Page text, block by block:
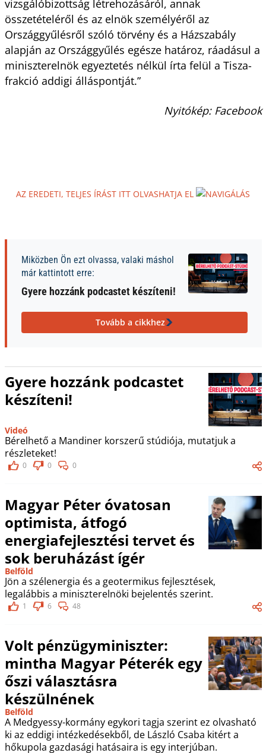
vizsgálóbizottság létrehozásáról, annak
összetételéről és az elnök személyéről az
Országgyűlésről szóló törvény és a Házszabály
alapján az Országgyűlés egésze határoz, ráadásul a
miniszterelnök egyeztetés nélkül írta felül a Tisza-
frakció addigi álláspontját.”
Nyitókép: Facebook
AZ EREDETI, TELJES ÍRÁST ITT OLVASHATJA EL
Miközben Ön ezt olvassa, valaki máshol
már kattintott erre:
Gyere hozzánk podcastet készíteni!
Tovább a cikkhez
Gyere hozzánk podcastet
készíteni!
Videó
Bérelhető a Mandiner korszerű stúdiója, mutatjuk a
részleteket!
0 0 0
Magyar Péter óvatosan
optimista, átfogó
energiafejlesztési tervet és
sok beruházást ígér
Belföld
Jön a szélenergia és a geotermikus fejlesztések,
legalábbis a miniszterelnöki bejelentés szerint.
1 6 48
Volt pénzügyminiszter:
mintha Magyar Péterék egy
őszi választásra
készülnének
Belföld
A Medgyessy-kormány egykori tagja szerint ez olvasható
ki az eddigi intézkedésekből, de László Csaba kitért a
hőkupola gazdasági hatásaira is egy interjúban.